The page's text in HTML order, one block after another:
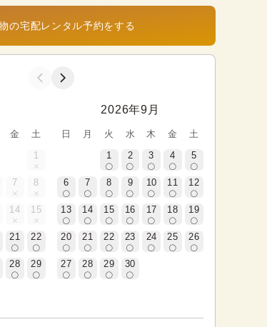
の宅配レンタル予約をする
金
土
1
7 8
14 15
21 22
28 29
2026年9月
日 月 火 水 木 金
土
1
2 3 4 5
6 7 8 9 10 11 12
13 14 15 16 17 18 19
20 21 22 23 24 25 26
27 28 29 30